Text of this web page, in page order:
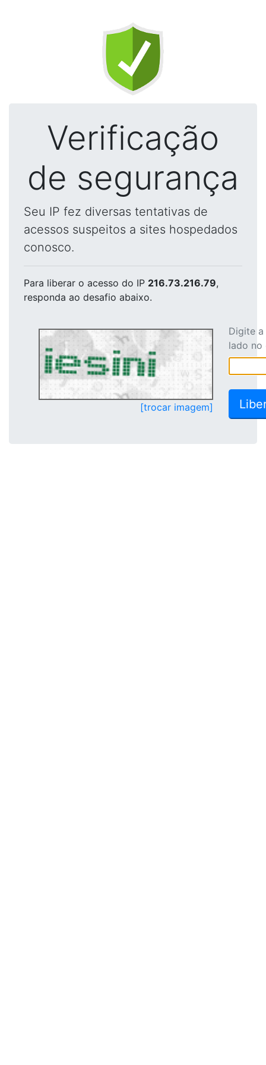
Verificação
de segurança
Seu IP fez diversas tentativas de
acessos suspeitos a sites hospedados
conosco.
Para liberar o acesso do IP 216.73.216.79,
responda ao desafio abaixo.
[trocar imagem]
Digite
lado no